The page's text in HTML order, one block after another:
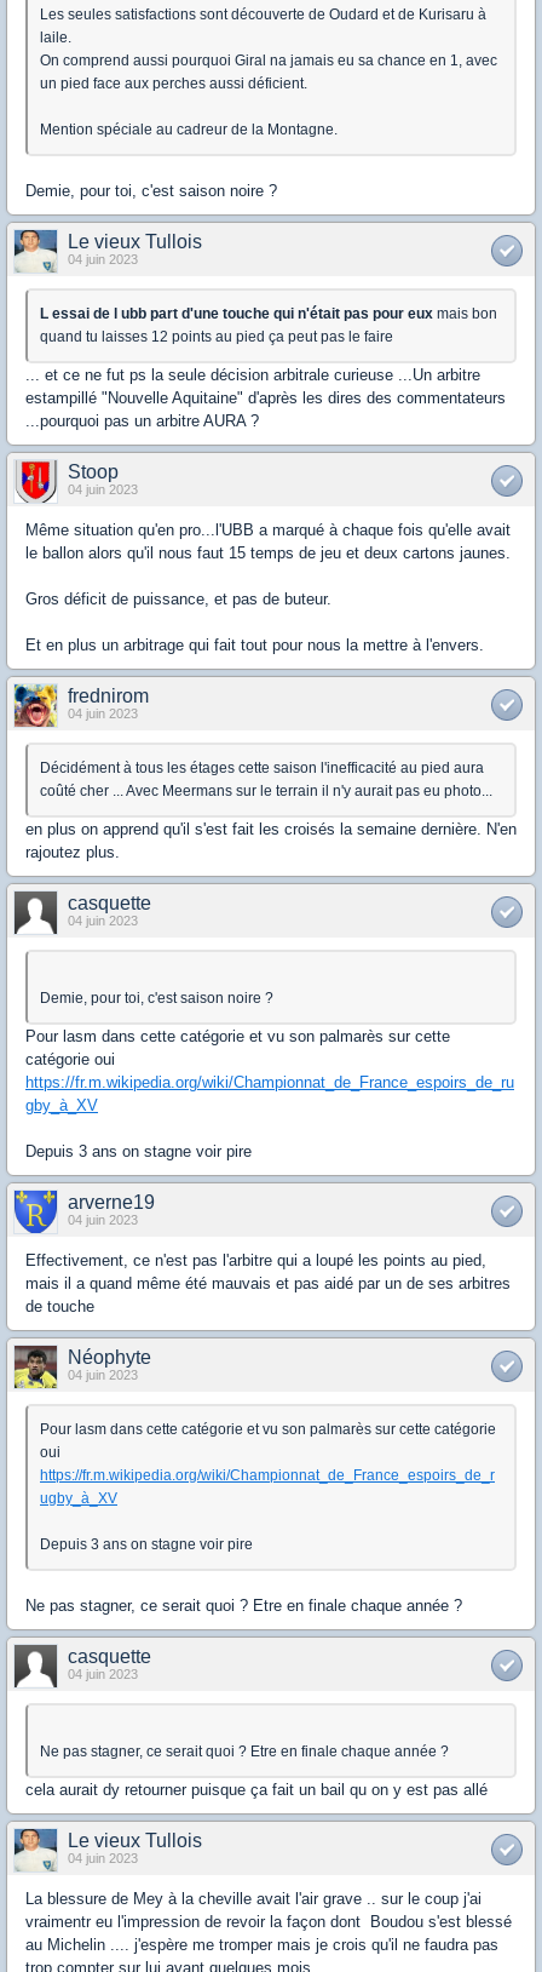
Les seules satisfactions sont découverte de Oudard et de Kurisaru à
laile.
On comprend aussi pourquoi Giral na jamais eu sa chance en 1, avec
un pied face aux perches aussi déficient.
Mention spéciale au cadreur de la Montagne.
Demie, pour toi, c'est saison noire ?
Le vieux Tullois
04 juin 2023
L essai de l ubb part d'une touche qui n'était pas pour eux mais bon
quand tu laisses 12 points au pied ça peut pas le faire
... et ce ne fut ps la seule décision arbitrale curieuse ...Un arbitre
estampillé "Nouvelle Aquitaine" d'après les dires des commentateurs
...pourquoi pas un arbitre AURA ?
Stoop
04 juin 2023
Même situation qu'en pro...l'UBB a marqué à chaque fois qu'elle avait
le ballon alors qu'il nous faut 15 temps de jeu et deux cartons jaunes.
Gros déficit de puissance, et pas de buteur.
Et en plus un arbitrage qui fait tout pour nous la mettre à l'envers.
frednirom
04 juin 2023
Décidément à tous les étages cette saison l'inefficacité au pied aura
coûté cher ... Avec Meermans sur le terrain il n'y aurait pas eu photo...
en plus on apprend qu'il s'est fait les croisés la semaine dernière. N'en
rajoutez plus.
casquette
04 juin 2023
Demie, pour toi, c'est saison noire ?
Pour lasm dans cette catégorie et vu son palmarès sur cette
catégorie oui
https://fr.m.wikipedia.org/wiki/Championnat_de_France_espoirs_de_ru
gby_à_XV
Depuis 3 ans on stagne voir pire
arverne19
04 juin 2023
Effectivement, ce n'est pas l'arbitre qui a loupé les points au pied,
mais il a quand même été mauvais et pas aidé par un de ses arbitres
de touche
Néophyte
04 juin 2023
Pour lasm dans cette catégorie et vu son palmarès sur cette catégorie
oui
https://fr.m.wikipedia.org/wiki/Championnat_de_France_espoirs_de_r
ugby_à_XV
Depuis 3 ans on stagne voir pire
Ne pas stagner, ce serait quoi ? Etre en finale chaque année ?
casquette
04 juin 2023
Ne pas stagner, ce serait quoi ? Etre en finale chaque année ?
cela aurait dy retourner puisque ça fait un bail qu on y est pas allé
Le vieux Tullois
04 juin 2023
La blessure de Mey à la cheville avait l'air grave .. sur le coup j'ai
vraimentr eu l'impression de revoir la façon dont Boudou s'est blessé
au Michelin .... j'espère me tromper mais je crois qu'il ne faudra pas
trop compter sur lui avant quelques mois...